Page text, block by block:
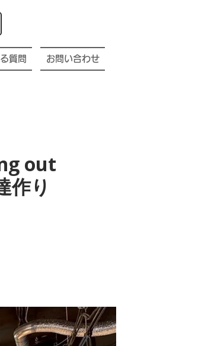
質問 お問い合わせ
out
作り